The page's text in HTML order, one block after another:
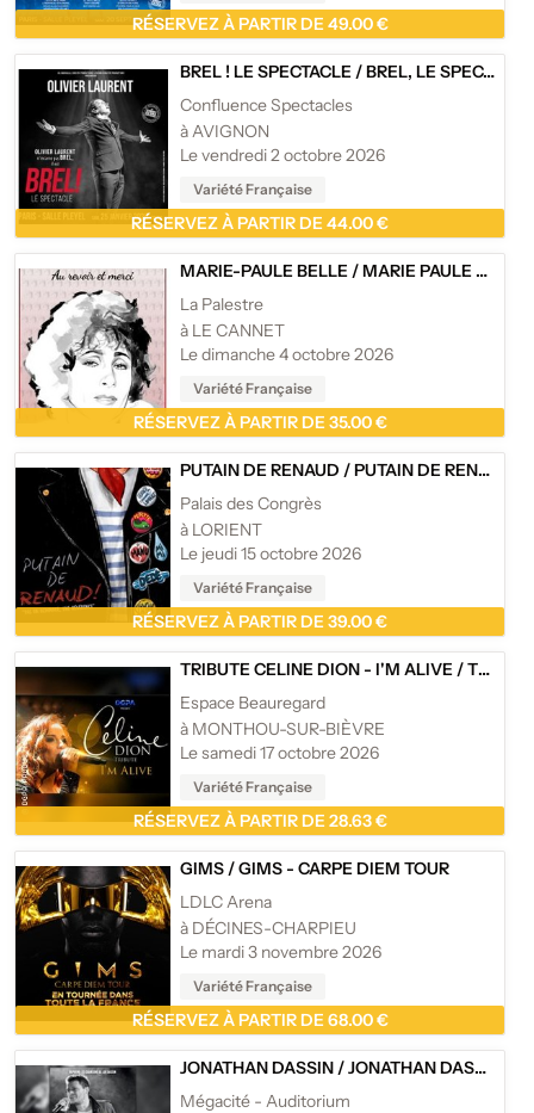
RÉSERVEZ À PARTIR DE 49.00 €
BREL ! LE SPECTACLE /BREL, LE SPECTACLE
Confluence Spectacles
à AVIGNON
Le vendredi 2 octobre 2026
Variété Française
RÉSERVEZ À PARTIR DE 44.00 €
MARIE-PAULE BELLE /MARIE PAULE BELLE - AU REVOIR ET MERCI - RÉCITAL
La Palestre
à LE CANNET
Le dimanche 4 octobre 2026
Variété Française
RÉSERVEZ À PARTIR DE 35.00 €
PUTAIN DE RENAUD /PUTAIN DE RENAUD - PAS UN HOMMAGE, UNE RÉVÉRENCE !
Palais des Congrès
à LORIENT
Le jeudi 15 octobre 2026
Variété Française
RÉSERVEZ À PARTIR DE 39.00 €
TRIBUTE CELINE DION - I'M ALIVE /TRIBUTE CÉLINE DION - I'M ALIVE
Espace Beauregard
à MONTHOU-SUR-BIÈVRE
Le samedi 17 octobre 2026
Variété Française
RÉSERVEZ À PARTIR DE 28.63 €
GIMS /GIMS - CARPE DIEM TOUR
LDLC Arena
à DÉCINES-CHARPIEU
Le mardi 3 novembre 2026
Variété Française
RÉSERVEZ À PARTIR DE 68.00 €
JONATHAN DASSIN /JONATHAN DASSIN
Mégacité - Auditorium